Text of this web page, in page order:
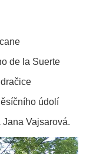
de la Suerte
údolí
Vajsarová.